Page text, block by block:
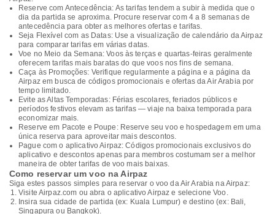
Reserve com Antecedência: As tarifas tendem a subir à medida que o
dia da partida se aproxima. Procure reservar com 4 a 8 semanas de
antecedência para obter as melhores ofertas e tarifas.
Seja Flexível com as Datas: Use a visualização de calendário da Airpaz
para comparar tarifas em várias datas.
Voe no Meio da Semana: Voos às terças e quartas-feiras geralmente
oferecem tarifas mais baratas do que voos nos fins de semana.
Caça às Promoções: Verifique regularmente a página e a página da
Airpaz em busca de códigos promocionais e ofertas da Air Arabia por
tempo limitado.
Evite as Altas Temporadas: Férias escolares, feriados públicos e
períodos festivos elevam as tarifas — viaje na baixa temporada para
economizar mais.
Reserve em Pacote e Poupe: Reserve seu voo e hospedagem em uma
única reserva para aproveitar mais descontos.
Pague com o aplicativo Airpaz: Códigos promocionais exclusivos do
aplicativo e descontos apenas para membros costumam ser a melhor
maneira de obter tarifas de voo mais baixas.
Como reservar um voo na Airpaz
Siga estes passos simples para reservar o voo da Air Arabia na Airpaz:
Visite Airpaz.com ou abra o aplicativo Airpaz e selecione Voo.
Insira sua cidade de partida (ex: Kuala Lumpur) e destino (ex: Bali,
Singapura ou Bangkok).